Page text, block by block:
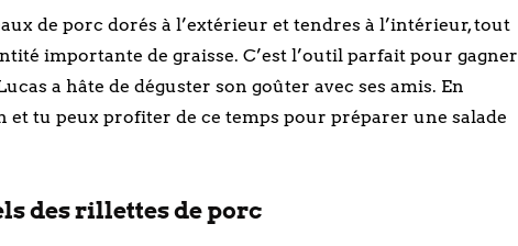
de porc dorés à l’extérieur et tendres à l’intérieur, tout
importante de graisse. C’est l’outil parfait pour gagner
a hâte de déguster son goûter avec ses amis. En
et tu peux profiter de ce temps pour préparer une salade
des rillettes de porc